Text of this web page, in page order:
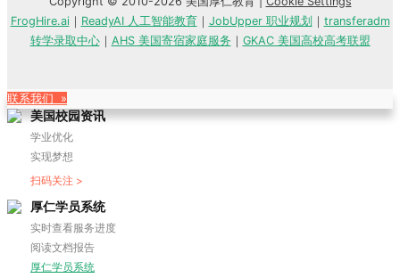
FrogHire.ai｜ ReadyAI 人工智能教育｜ JobUpper 职业规划 ｜ transferadm
转学录取中心｜ AHS 美国寄宿家庭服务 ｜ GKAC 美国高校高考联盟
联系我们 »
美国校园资讯
学业优化
实现梦想
扫码关注 >
厚仁学员系统
实时查看服务进度
阅读文档报告
厚仁学员系统